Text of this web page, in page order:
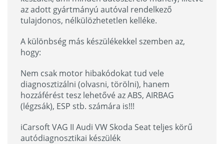
az adott gyártmányú autóval rendelkező
tulajdonos, nélkülözhetetlen kelléke.
A különbség más készülékekkel szemben az,
hogy:
Nem csak motor hibakódokat tud vele
diagnosztizálni (olvasni, törölni), hanem
hozzáférést tesz lehetővé az ABS, AIRBAG
(légzsák), ESP stb. számára is!!!
iCarsoft VAG II Audi VW Skoda Seat teljes körű
autódiagnosztikai készülék